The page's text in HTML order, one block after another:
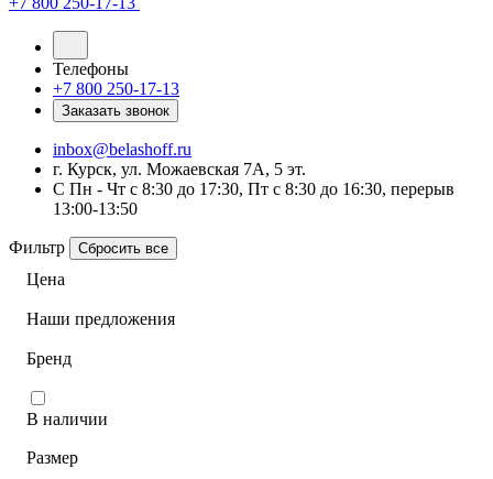
Телефоны
+7 800 250-17-13
Заказать звонок
inbox@belashoff.ru
г. Курск, ул. Можаевская 7А, 5 эт.
C Пн - Чт с 8:30 до 17:30, Пт с 8:30 до 16:30, перерыв
13:00-13:50
Фильтр Сбросить все
Цена
Наши предложения
Бренд
В наличии
Размер